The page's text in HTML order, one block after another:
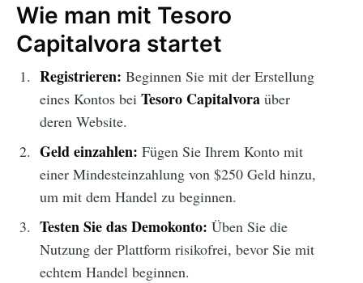
Wie man mit Tesoro
Capitalvora startet
Registrieren: Beginnen Sie mit der Erstellung
eines Kontos bei Tesoro Capitalvoraüber
deren Website.
Geld einzahlen: Fügen Sie Ihrem Konto mit
einer Mindesteinzahlung von $250 Geld hinzu,
um mit dem Handel zu beginnen.
Testen Sie das Demokonto: Üben Sie die
Nutzung der Plattform risikofrei, bevor Sie mit
echtem Handel beginnen.